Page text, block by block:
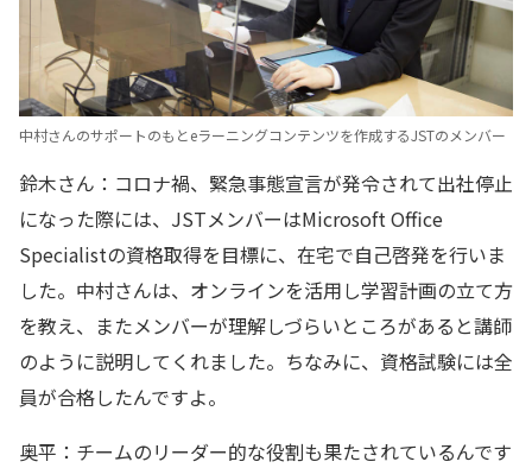
中村さんのサポートのもとeラーニングコンテンツを作成するJSTのメンバー
鈴木さん：コロナ禍、緊急事態宣言が発令されて出社停止
になった際には、JSTメンバーはMicrosoft Office
Specialistの資格取得を目標に、在宅で自己啓発を行いま
した。中村さんは、オンラインを活用し学習計画の立て方
を教え、またメンバーが理解しづらいところがあると講師
のように説明してくれました。ちなみに、資格試験には全
員が合格したんですよ。
奥平：チームのリーダー的な役割も果たされているんです